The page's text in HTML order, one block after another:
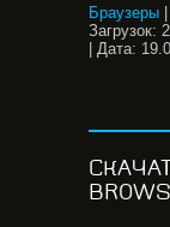
Браузеры
Загрузок:
Дата: